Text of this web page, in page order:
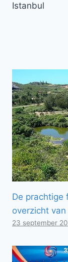
Istanbul
De prachtige
overzicht
23 september